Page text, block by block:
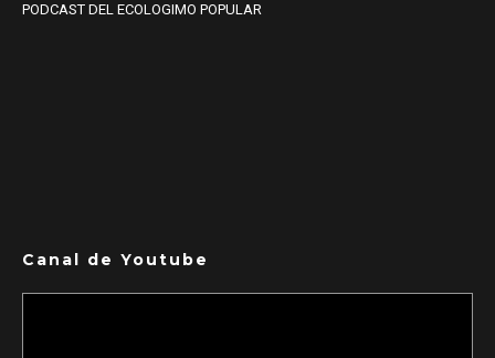
PODCAST DEL ECOLOGIMO POPULAR
Canal de Youtube